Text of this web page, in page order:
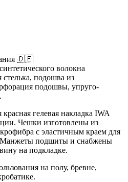
🇩🇪
волокна
подошва из
подошвы, упруго-
гелевая накладка IWA
Чешки изготовлены из
с эластичным краем для
Манжеты подшиты и снабжены
на подкладке.
на полу, бревне,